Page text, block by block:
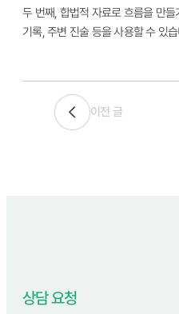
두 번째, 합법적 자료로 흐름을 만들
기록, 주변 진술 등을 사용할 수 있
이전 글
상담 요청